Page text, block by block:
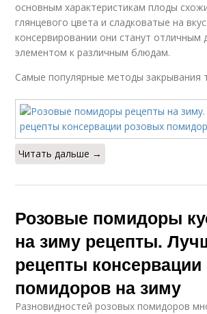
основным характеристикам плоды
глянцевого цвета и сладковатые на
консервировании они станут отличным
элементом к различным блюдам.
Самые популярные методы закрывания
Читать дальше →
Розовые помидоры
на зиму рецепты.
рецепты
помидоров на зиму
Разновидностей розовых помидоров